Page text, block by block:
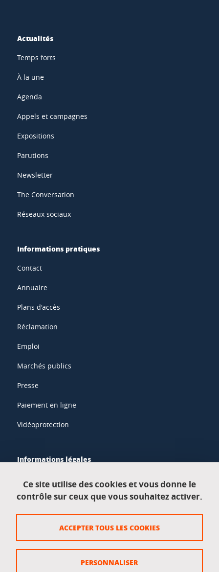
Actualités
Temps forts
À la une
Agenda
Appels et campagnes
Expositions
Parutions
Newsletter
The Conversation
Réseaux sociaux
Informations pratiques
Contact
Annuaire
Plans d'accès
Réclamation
Emploi
Marchés publics
Presse
Paiement en ligne
Vidéoprotection
Informations légales
Données personnelles
Crédits
Ce site utilise des cookies et vous donne le
contrôle sur ceux que vous souhaitez activer.
ACCEPTER TOUS LES COOKIES
PERSONNALISER